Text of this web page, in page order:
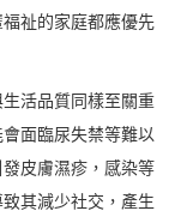
祉的家庭都應優先
活品質同樣至關重
面臨尿失禁等難以
皮膚濕疹，感染等
其減少社交，產生